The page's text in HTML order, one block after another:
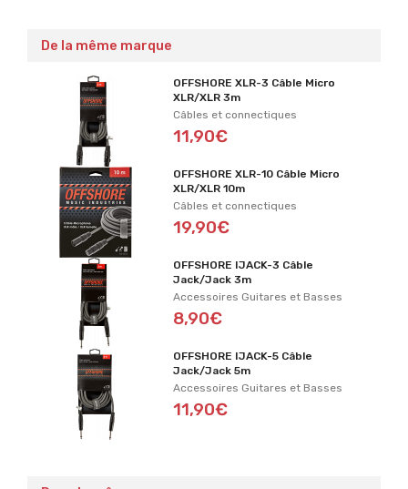
De la même marque
OFFSHORE XLR-3 Câble Micro
XLR/XLR 3m
Câbles et connectiques
11,90€
OFFSHORE XLR-10 Câble Micro
XLR/XLR 10m
Câbles et connectiques
19,90€
OFFSHORE IJACK-3 Câble
Jack/Jack 3m
Accessoires Guitares et Basses
8,90€
OFFSHORE IJACK-5 Câble
Jack/Jack 5m
Accessoires Guitares et Basses
11,90€